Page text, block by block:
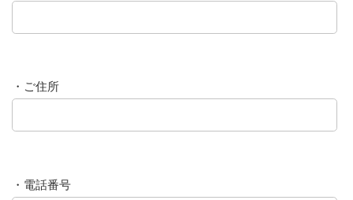
・ご住所
・電話番号